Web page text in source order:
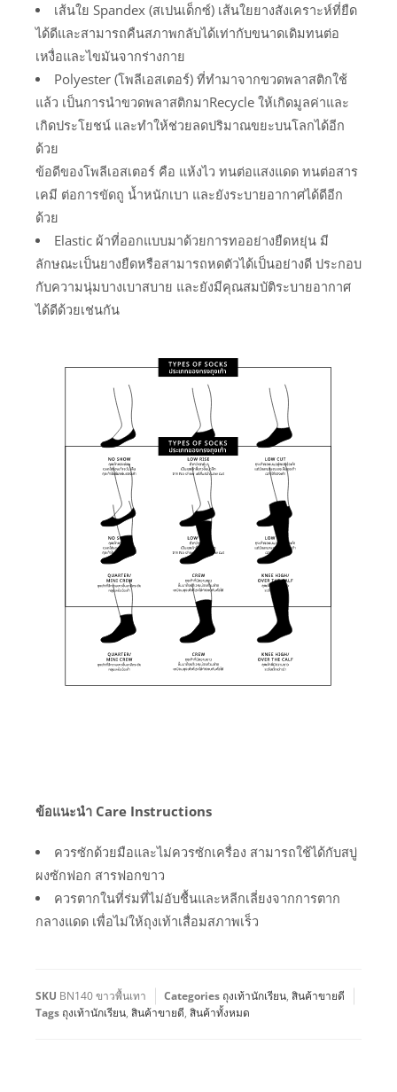
เส้นใย Spandex (สเปนเด็กซ์) เส้นใยยางสังเคราะห์ที่ยืด
ได้ดีและสามารถคืนสภาพกลับได้เท่ากับขนาดเดิมทนต่อ
เหงื่อและไขมันจากร่างกาย
Polyester (โพลีเอสเตอร์) ที่ทำมาจากขวดพลาสติกใช้
แล้ว เป็นการนำขวดพลาสติกมาRecycle ให้เกิดมูลค่าและ
เกิดประโยชน์ และทำให้ช่วยลดปริมาณขยะบนโลกได้อีก
ด้วย
ข้อดีของโพลีเอสเตอร์ คือ แห้งไว ทนต่อแสงแดด ทนต่อสาร
เคมี ต่อการขัดถู น้ำหนักเบา และยังระบายอากาศได้ดีอีก
ด้วย
Elastic ผ้าที่ออกแบบมาด้วยการทออย่างยืดหยุ่น มี
ลักษณะเป็นยางยืดหรือสามารถหดตัวได้เป็นอย่างดี ประกอบ
กับความนุ่มบางเบาสบาย และยังมีคุณสมบัติระบายอากาศ
ได้ดีด้วยเช่นกัน
ข้อแนะนำ Care Instructions
ควรซักด้วยมือและไม่ควรซักเครื่อง สามารถใช้ได้กับสบู่
ผงซักฟอก สารฟอกขาว
ควรตากในที่ร่มที่ไม่อับชื้นและหลีกเลี่ยงจากการตาก
กลางแดด เพื่อไม่ให้ถุงเท้าเสื่อมสภาพเร็ว
SKU BN140 ขาวพื้นเทา Categories ถุงเท้านักเรียน, สินค้าขายดี
Tags ถุงเท้านักเรียน, สินค้าขายดี, สินค้าทั้งหมด